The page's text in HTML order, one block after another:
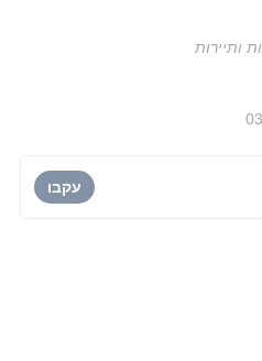
ותיירות
עקבו